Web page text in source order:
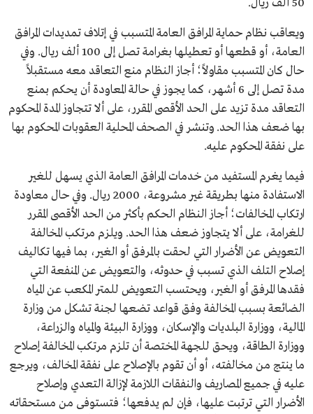
50 ألف ريال.
ويعاقب نظام حماية المرافق العامة المتسبب في إتلاف تمديدات المرافق
العامة، أو قطعها أو تعطيلها بغرامة تصل إلى 100 ألف ريال. وفي
حال كان المتسبب مقاولاً؛ أجاز النظام منع التعاقد معه مستقبلاً
مدة تصل إلى 6 أشهر، كما يجوز في حالة المعاودة أن يحكم بمنع
التعاقد مدة تزيد على الحد الأقصى المقرر، على ألا تتجاوز المدة المحكوم
بها ضعف هذا الحد. وتنشر في الصحف المحلية العقوبات المحكوم بها
على نفقة المحكوم عليه.
فيما يغرم المستفيد من خدمات المرافق العامة الذي يسهل للغير
الاستفادة منها بطريقة غير مشروعة، 2000 ريال. وفي حال معاودة
ارتكاب المخالفات؛ أجاز النظام الحكم بأكثر من الحد الأقصى المقرر
للغرامة، على ألا يتجاوز ضعف هذا الحد. ويلزم مرتكب المخالفة
التعويض عن الأضرار التي لحقت بالمرفق أو الغير، بما فيها تكاليف
إصلاح التلف الذي تسبب في حدوثه، والتعويض عن المنفعة التي
فقدها المرفق أو الغير، ويحتسب التعويض للمتر المكعب عن المياه
الضائعة بسبب المخالفة وفق قواعد تضعها لجنة تشكل من وزارة
المالية، ووزارة البلديات والإسكان، ووزارة البيئة والمياه والزراعة،
ووزارة الطاقة، ويحق للجهة المختصة أن تلزم مرتكب المخالفة إصلاح
ما ينتج من مخالفته، أو أن تقوم بالإصلاح على نفقة المخالف، ويرجع
عليه في جميع المصاريف والنفقات اللازمة لإزالة التعدي وإصلاح
الأضرار التي ترتبت عليها، فإن لم يدفعها؛ فتستوفى من مستحقاته